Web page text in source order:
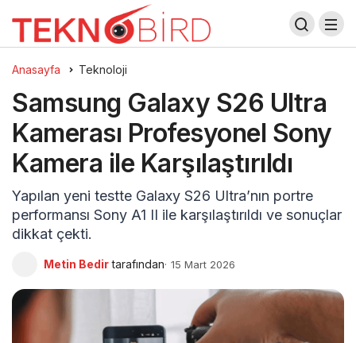
Anasayfa Teknoloji
Samsung Galaxy S26 Ultra
Kamerası Profesyonel Sony
Kamera ile Karşılaştırıldı
Yapılan yeni testte Galaxy S26 Ultra’nın portre
performansı Sony A1 II ile karşılaştırıldı ve sonuçlar
dikkat çekti.
Metin Bedir tarafından 15 Mart 2026